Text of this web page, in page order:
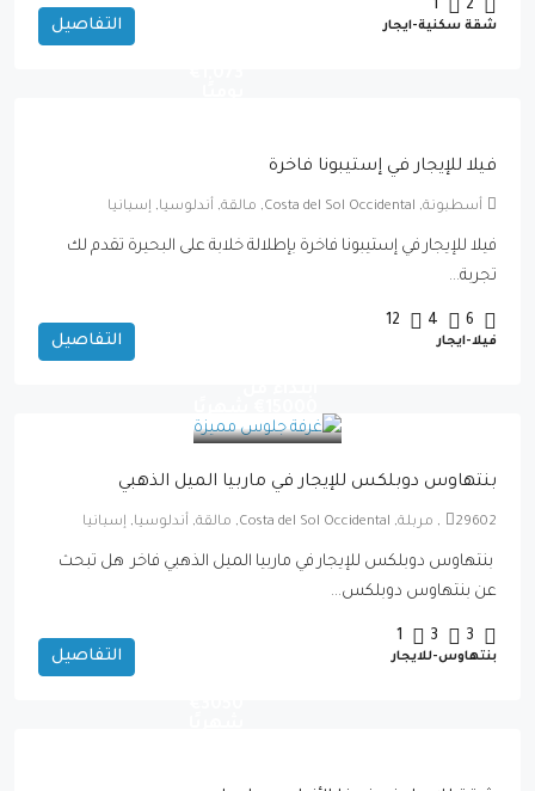
2
1
شقة سكنية-ايجار التفاصيل
فيلا للإيجار في إستيبونا فاخرة
أسطبونة, Costa del Sol Occidental, مالقة, أندلوسيا, إسبانيا
فيلا للإيجار في إستيبونا فاخرة بإطلالة خلابة على البحيرة تقدم لك
تجربة...
6
4
12
فيلا-ايجار التفاصيل
بنتهاوس دوبلكس للإيجار في ماربيا الميل الذهبي
29602, مربلة, Costa del Sol Occidental, مالقة, أندلوسيا, إسبانيا
بنتهاوس دوبلكس للإيجار في ماربيا الميل الذهبي فاخر هل تبحث
عن بنتهاوس دوبلكس...
3
3
1
بنتهاوس-للايجار التفاصيل